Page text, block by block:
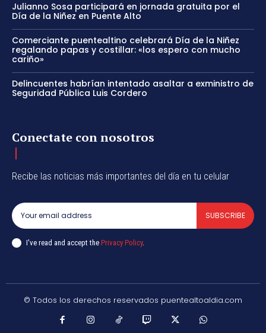
Julianno Sosa participará en jornada gratuita por el
Día de la Niñez en Puente Alto
Comerciante puentealtino celebrará Día de la Niñez
regalando papas y costillar: «los espero con mucho
cariño»
Delincuentes habrían intentado asaltar a exministro de
Seguridad Pública Luis Cordero
Conectate con nosotros
Recibe las noticias más importantes del día en tu celular
SUBSCRIBE
I've read and accept the Privacy Policy.
© Todos los derechos reservados puentealtoaldia.com